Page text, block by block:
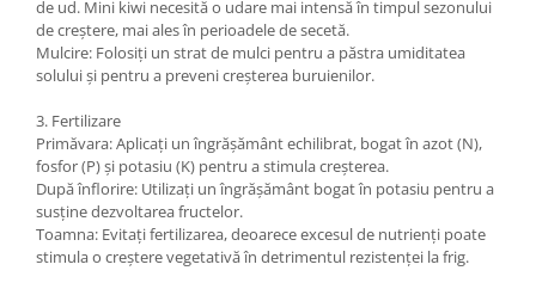
de ud. Mini kiwi necesită o udare mai intensă în timpul sezonului
de creștere, mai ales în perioadele de secetă.
Mulcire: Folosiți un strat de mulci pentru a păstra umiditatea
solului și pentru a preveni creșterea buruienilor.
3. Fertilizare
Primăvara: Aplicați un îngrășământ echilibrat, bogat în azot (N),
fosfor (P) și potasiu (K) pentru a stimula creșterea.
După înflorire: Utilizați un îngrășământ bogat în potasiu pentru a
susține dezvoltarea fructelor.
Toamna: Evitați fertilizarea, deoarece excesul de nutrienți poate
stimula o creștere vegetativă în detrimentul rezistenței la frig.